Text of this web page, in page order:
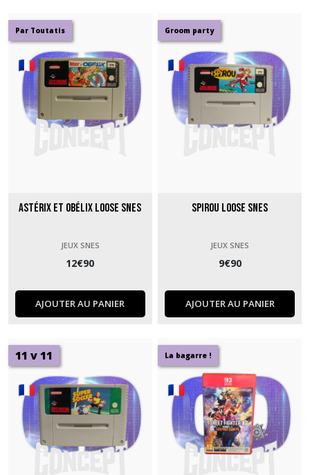
Par Toutatis
Astérix et Obélix loose SNES
JEUX SNES
12€90
AJOUTER AU PANIER
Groom party
Spirou loose SNES
JEUX SNES
9€90
AJOUTER AU PANIER
11 v 11 La bagarre !